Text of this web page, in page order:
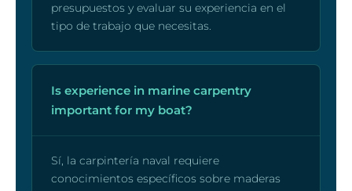
presupuestos y evaluar su experiencia en el
tipo de trabajo que necesitas.
Is experience in marine carpentry
important for my boat?
Sí, la carpintería naval requiere
conocimientos específicos sobre maderas